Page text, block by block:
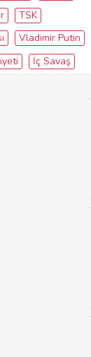
TSK
Vladimir Putin
İç Savaş